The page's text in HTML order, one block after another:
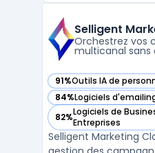
départements de
directions financiè ...
Selligent
Orchestrez vos
multicanal sans
91%Outils IA de
— voir Selligent
84%Logiciels
— voir Selligent
82%Logiciels de
Entreprises
— voir Selligent
Selligent Marketing